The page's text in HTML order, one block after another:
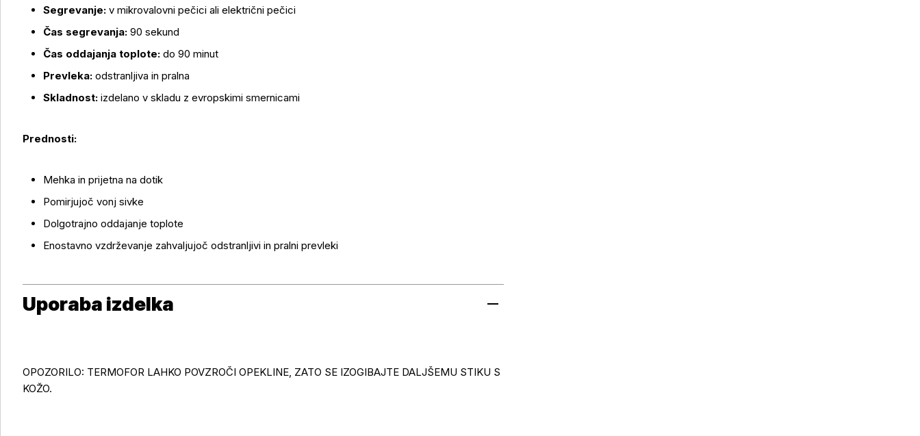
Segrevanje: v mikrovalovni pečici ali električni pečici
Čas segrevanja: 90 sekund
Čas oddajanja toplote: do 90 minut
Prevleka: odstranljiva in pralna
Skladnost: izdelano v skladu z evropskimi smernicami
Prednosti:
Mehka in prijetna na dotik
Pomirjujoč vonj sivke
Dolgotrajno oddajanje toplote
Enostavno vzdrževanje zahvaljujoč odstranljivi in pralni prevleki
Uporaba izdelka
OPOZORILO: TERMOFOR LAHKO POVZROČI OPEKLINE, ZATO SE IZOGIBAJTE DALJŠEMU STIKU S
KOŽO.